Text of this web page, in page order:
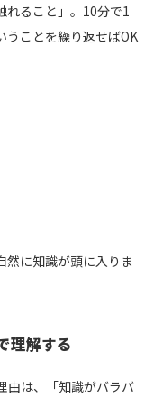
れること」。10分で1
うことを繰り返せばOK
然に知識が頭に入りま
理解する
由は、「知識がバラバ